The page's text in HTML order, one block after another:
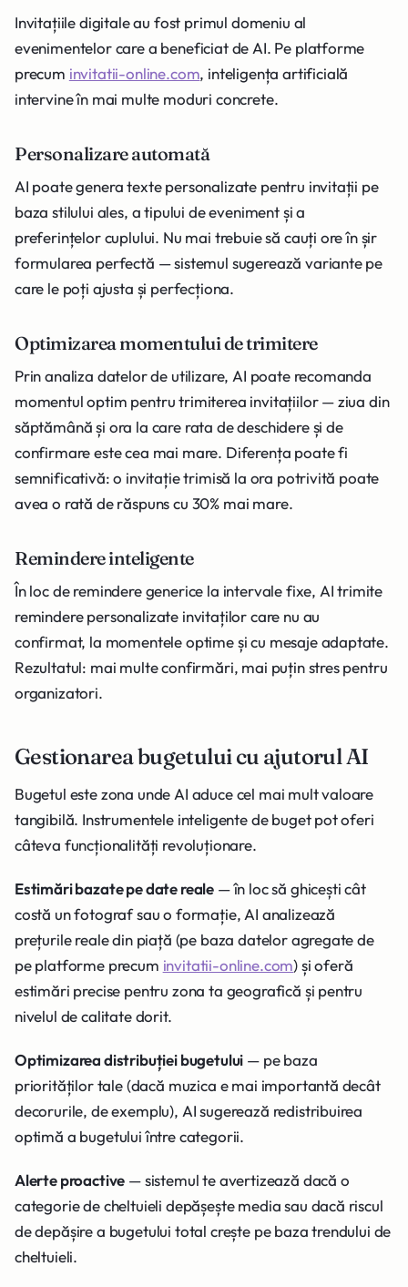
Invitațiile digitale au fost primul domeniu al
evenimentelor care a beneficiat de AI. Pe platforme
precum invitatii-online.com, inteligența artificială
intervine în mai multe moduri concrete.
Personalizare automată
AI poate genera texte personalizate pentru invitații pe
baza stilului ales, a tipului de eveniment și a
preferințelor cuplului. Nu mai trebuie să cauți ore în șir
formularea perfectă — sistemul sugerează variante pe
care le poți ajusta și perfecționa.
Optimizarea momentului de trimitere
Prin analiza datelor de utilizare, AI poate recomanda
momentul optim pentru trimiterea invitațiilor — ziua din
săptămână și ora la care rata de deschidere și de
confirmare este cea mai mare. Diferența poate fi
semnificativă: o invitație trimisă la ora potrivită poate
avea o rată de răspuns cu 30% mai mare.
Remindere inteligente
În loc de remindere generice la intervale fixe, AI trimite
remindere personalizate invitaților care nu au
confirmat, la momentele optime și cu mesaje adaptate.
Rezultatul: mai multe confirmări, mai puțin stres pentru
organizatori.
Gestionarea bugetului cu ajutorul AI
Bugetul este zona unde AI aduce cel mai mult valoare
tangibilă. Instrumentele inteligente de buget pot oferi
câteva funcționalități revoluționare.
Estimări bazate pe date reale — în loc să ghicești cât
costă un fotograf sau o formație, AI analizează
prețurile reale din piață (pe baza datelor agregate de
pe platforme precum invitatii-online.com) și oferă
estimări precise pentru zona ta geografică și pentru
nivelul de calitate dorit.
Optimizarea distribuției bugetului — pe baza
priorităților tale (dacă muzica e mai importantă decât
decorurile, de exemplu), AI sugerează redistribuirea
optimă a bugetului între categorii.
Alerte proactive — sistemul te avertizează dacă o
categorie de cheltuieli depășește media sau dacă riscul
de depășire a bugetului total crește pe baza trendului de
cheltuieli.